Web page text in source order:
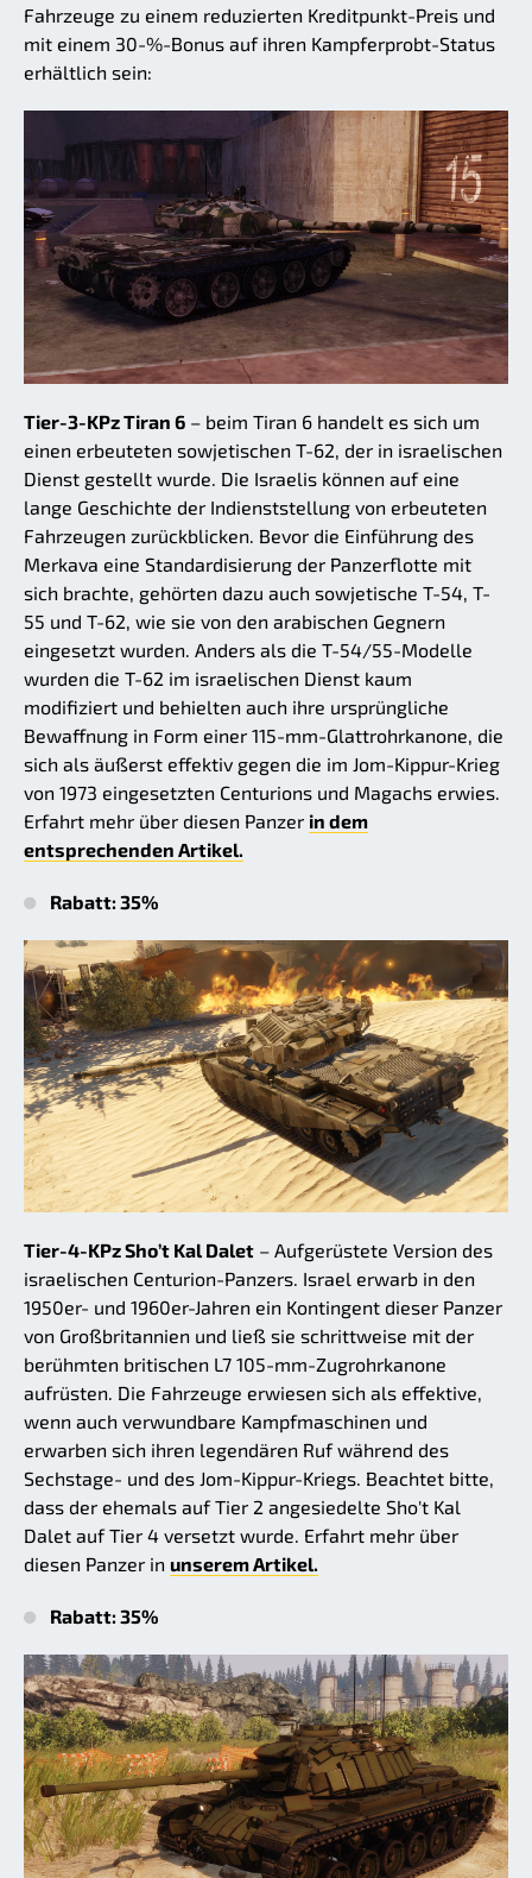
Fahrzeuge zu einem reduzierten Kreditpunkt-Preis und
mit einem 30-%-Bonus auf ihren Kampferprobt-Status
erhältlich sein:
Tier-3-KPz Tiran 6 – beim Tiran 6 handelt es sich um
einen erbeuteten sowjetischen T-62, der in israelischen
Dienst gestellt wurde. Die Israelis können auf eine
lange Geschichte der Indienststellung von erbeuteten
Fahrzeugen zurückblicken. Bevor die Einführung des
Merkava eine Standardisierung der Panzerflotte mit
sich brachte, gehörten dazu auch sowjetische T-54, T-
55 und T-62, wie sie von den arabischen Gegnern
eingesetzt wurden. Anders als die T-54/55-Modelle
wurden die T-62 im israelischen Dienst kaum
modifiziert und behielten auch ihre ursprüngliche
Bewaffnung in Form einer 115-mm-Glattrohrkanone, die
sich als äußerst effektiv gegen die im Jom-Kippur-Krieg
von 1973 eingesetzten Centurions und Magachs erwies.
Erfahrt mehr über diesen Panzer in dem
entsprechenden Artikel.
Rabatt: 35%
Tier-4-KPz Sho’t Kal Dalet – Aufgerüstete Version des
israelischen Centurion-Panzers. Israel erwarb in den
1950er- und 1960er-Jahren ein Kontingent dieser Panzer
von Großbritannien und ließ sie schrittweise mit der
berühmten britischen L7 105-mm-Zugrohrkanone
aufrüsten. Die Fahrzeuge erwiesen sich als effektive,
wenn auch verwundbare Kampfmaschinen und
erwarben sich ihren legendären Ruf während des
Sechstage- und des Jom-Kippur-Kriegs. Beachtet bitte,
dass der ehemals auf Tier 2 angesiedelte Sho't Kal
Dalet auf Tier 4 versetzt wurde. Erfahrt mehr über
diesen Panzer in unserem Artikel.
Rabatt: 35%